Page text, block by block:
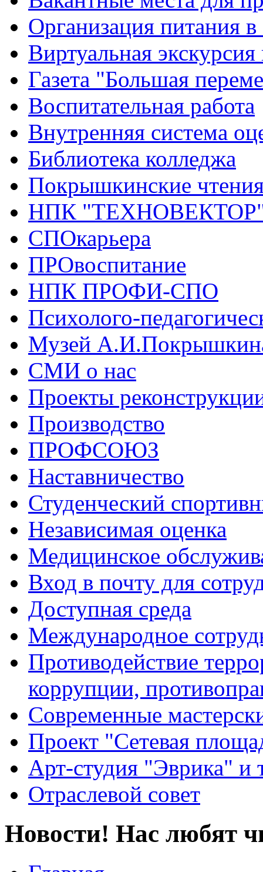
Организация питания в
Виртуальная
Газета "Большая
Воспитательная работа
Внутренняя система
Библиотека колледжа
Покрышкинские
НПК
СПОкарьера
ПРОвоспитание
НПК ПРОФИ-СПО
Психолого-
Музей
СМИ о нас
Проекты
Производство
ПРОФСОЮЗ
Наставничество
Студенческий
Независимая оценка
Медицинское
Вход в почту для
Доступная среда
Международное
Противодействие
коррупции,
Современные
Проект "Сетевая
Арт-студия "Эврика" и
Отраслевой совет
Новости! Нас любят